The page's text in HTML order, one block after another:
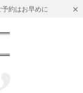
約はお早めに